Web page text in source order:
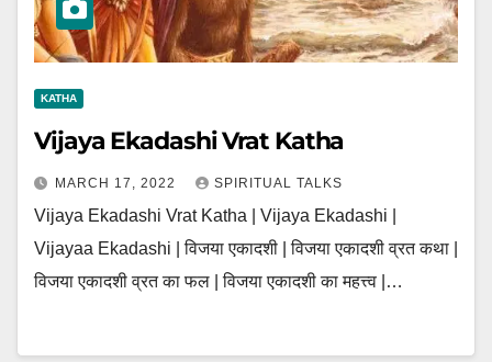
KATHA
Vijaya Ekadashi Vrat Katha
MARCH 17, 2022 SPIRITUAL TALKS
Vijaya Ekadashi Vrat Katha | Vijaya Ekadashi |
Vijayaa Ekadashi | विजया एकादशी | विजया एकादशी व्रत कथा |
विजया एकादशी व्रत का फल | विजया एकादशी का महत्त्व |…